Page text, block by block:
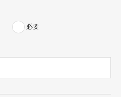
必要